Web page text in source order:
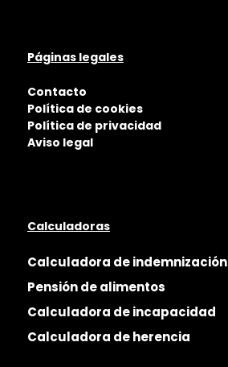
Páginas legales
Contacto
Política de cookies
Política de privacidad
Aviso legal
Calculadoras
Calculadora de indemnización
Pensión de alimentos
Calculadora de incapacidad
Calculadora de herencia